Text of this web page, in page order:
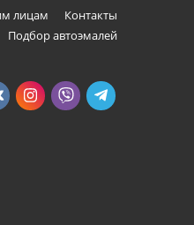
лицам
Контакты
Подбор автоэмалей